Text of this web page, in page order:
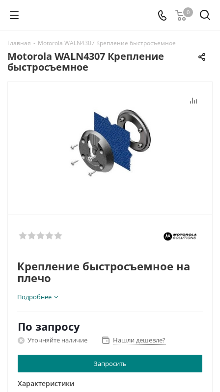
0
Главная - Motorola WALN4307 Крепление быстросъемное
Motorola WALN4307 Крепление
быстросъемное
Крепление быстросъемное на
плечо
Подробнее
По запросу
Уточняйте наличие Нашли дешевле?
Запросить
Характеристики